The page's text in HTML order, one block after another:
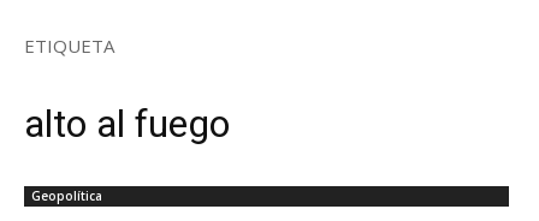
ETIQUETA
alto al fuego
Geopolítica